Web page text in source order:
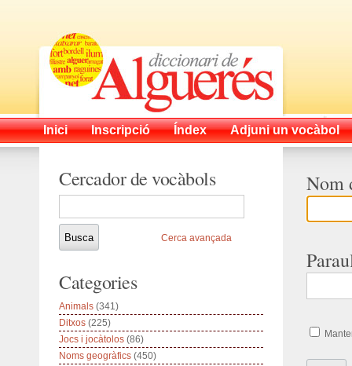
Inici Inscripció Índex Adjuni un vocàbol
Nom
Cercador de vocàbols
Cerca avançada
Categories
Animals (341)
Ditxos (225)
Jocs i jocàtolos (86)
Noms geogràfics (450)